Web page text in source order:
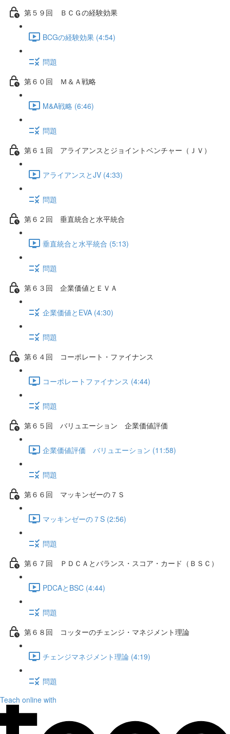
第５９回 ＢＣＧの経験効果
BCGの経験効果 (4:54)
問題
第６０回 Ｍ＆Ａ戦略
M&A戦略 (6:46)
問題
第６１回 アライアンスとジョイントベンチャー（ＪＶ）
アライアンスとJV (4:33)
問題
第６２回 垂直統合と水平統合
垂直統合と水平統合 (5:13)
問題
第６３回 企業価値とＥＶＡ
企業価値とEVA (4:30)
問題
第６４回 コーポレート・ファイナンス
コーポレートファイナンス (4:44)
問題
第６５回 バリュエーション 企業価値評価
企業価値評価 バリュエーション (11:58)
問題
第６６回 マッキンゼーの７Ｓ
マッキンゼーの７S (2:56)
問題
第６７回 ＰＤＣＡとバランス・スコア・カード（ＢＳＣ）
PDCAとBSC (4:44)
問題
第６８回 コッターのチェンジ・マネジメント理論
チェンジマネジメント理論 (4:19)
問題
Teach online with